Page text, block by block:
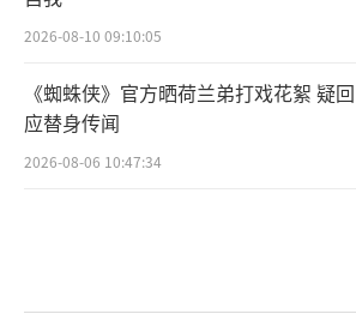
2026-08-10 09:10:05
《蜘蛛侠》官方晒荷兰弟打戏花絮 疑回
应替身传闻
2026-08-06 10:47:34